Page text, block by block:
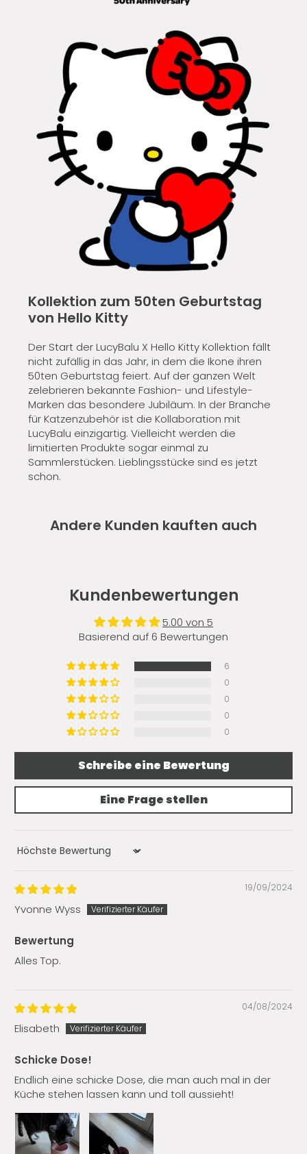
Kollektion zum 50ten Geburtstag
von Hello Kitty
Der Start der LucyBalu X Hello Kitty Kollektion fällt
nicht zufällig in das Jahr, in dem die Ikone ihren
50ten Geburtstag feiert. Auf der ganzen Welt
zelebrieren bekannte Fashion- und Lifestyle-
Marken das besondere Jubiläum. In der Branche
für Katzenzubehör ist die Kollaboration mit
LucyBalu einzigartig. Vielleicht werden die
limitierten Produkte sogar einmal zu
Sammlerstücken. Lieblingsstücke sind es jetzt
schon.
Andere Kunden kauften auch
Kundenbewertungen
5.00 von 5
Basierend auf 6 Bewertungen
6
0
0
0
0
Schreibe eine Bewertung
Eine Frage stellen
Sort by
19/09/2024
Yvonne Wyss
Bewertung
Alles Top.
04/08/2024
Elisabeth
Schicke Dose!
Endlich eine schicke Dose, die man auch mal in der
Küche stehen lassen kann und toll aussieht!